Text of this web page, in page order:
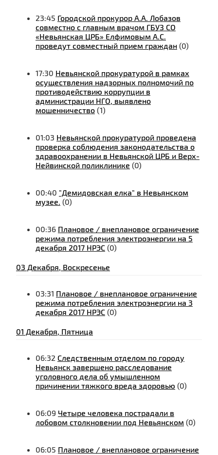
23:45 Городской прокурор А.А. Лобазов
совместно с главным врачом ГБУЗ СО
«Невьянская ЦРБ» Елфимовым А.С.
проведут совместный прием граждан (0)
17:30 Невьянской прокуратурой в рамках
осуществления надзорных полномочий по
противодействию коррупции в
администрации НГО, выявлено
мошенничество (1)
01:03 Невьянской прокуратурой проведена
проверка соблюдения законодательства о
здравоохранении в Невьянской ЦРБ и Верх-
Нейвинской поликлинике (0)
00:40 "Демидовская елка" в Невьянском
музее. (0)
00:36 Плановое / внеплановое ограничение
режима потребления электроэнергии на 5
декабря 2017 НРЭС (0)
03 Декабря, Воскресенье
03:31 Плановое / внеплановое ограничение
режима потребления электроэнергии на 3
декабря 2017 НРЭС (0)
01 Декабря, Пятница
06:32 Следственным отделом по городу
Невьянск завершено расследование
уголовного дела об умышленном
причинении тяжкого вреда здоровью (0)
06:09 Четыре человека пострадали в
лобовом столкновении под Невьянском (0)
06:05 Плановое / внеплановое ограничение